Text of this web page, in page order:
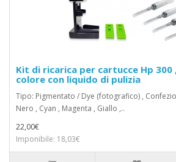
Kit di ricarica per cartucce Hp 300
colore con liquido di pulizia
Tipo: Pigmentato / Dye (fotografico) ,
Nero , Cyan , Magenta , Giallo ,..
22,00€
Imponibile: 18,03€